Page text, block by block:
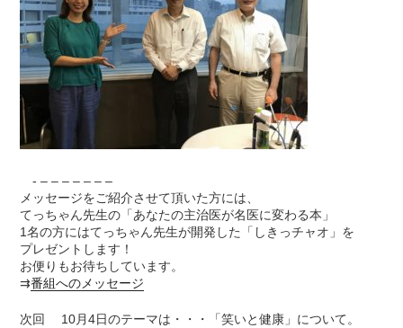
- – – – – – – –
メッセージをご紹介させて頂いた方には、
てっちゃん先生の「あなたの主治医が名医に変わる本」
1名の方にはてっちゃん先生が開発した「しきっチャオ」を
プレゼントします！
お便りもお待ちしています。
⇉番組へのメッセージ
次回 10月4日のテーマは・・・「笑いと健康」について。